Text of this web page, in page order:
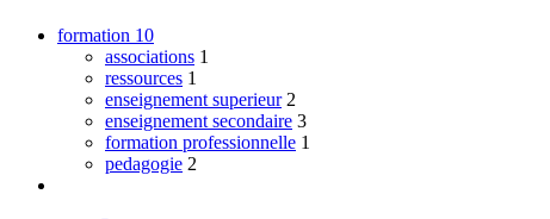
formation 10
associations 1
ressources 1
enseignement superieur 2
enseignement secondaire 3
formation professionnelle 1
pedagogie 2